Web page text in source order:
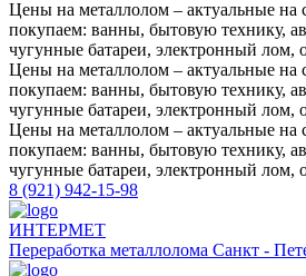
Цены на металлолом – актуальные на
покупаем: ванны, бытовую технику,
чугунные батареи, электронный лом,
Цены на металлолом – актуальные на
покупаем: ванны, бытовую технику,
чугунные батареи, электронный лом,
Цены на металлолом – актуальные на
покупаем: ванны, бытовую технику,
чугунные батареи, электронный лом,
8 (921) 942-15-98
ИНТЕРМЕТ
Переработка металлолома Санкт -